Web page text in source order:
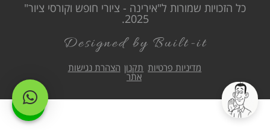
כל הזכויות שמורות ל"אירינה - ציורי חופש וקורסי ציור"
2025.
Designed by Built-it
מדיניות פרטיות תקנון
אתר
הצהרת נגישות